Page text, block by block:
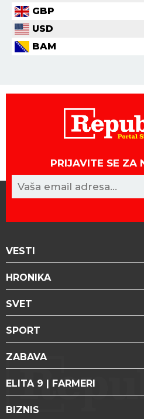
GBP
USD
BAM
PRIJAVITE SE ZA
VESTI
HRONIKA
SVET
SPORT
ZABAVA
ELITA 9 | FARMERI
BIZNIS